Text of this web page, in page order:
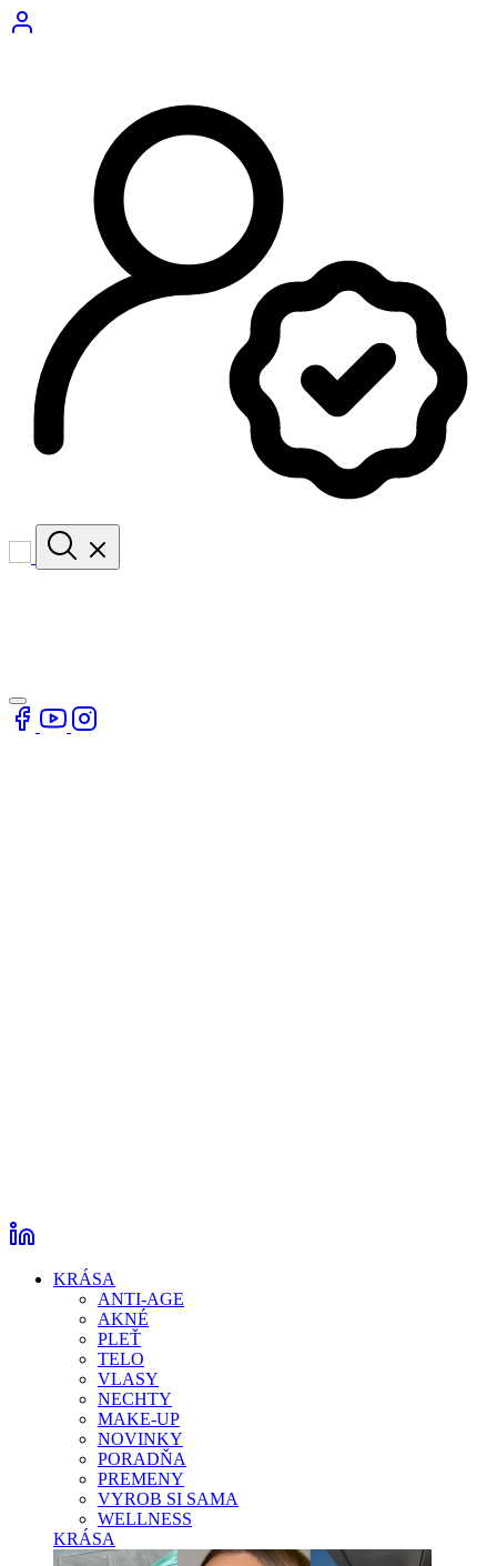
KRÁSA
ANTI-AGE
AKNÉ
PLEŤ
TELO
VLASY
NECHTY
MAKE-UP
NOVINKY
PORADŇA
PREMENY
VYROB SI SAMA
WELLNESS
KRÁSA